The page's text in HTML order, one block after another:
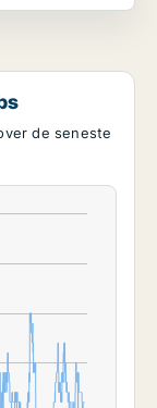
de seneste